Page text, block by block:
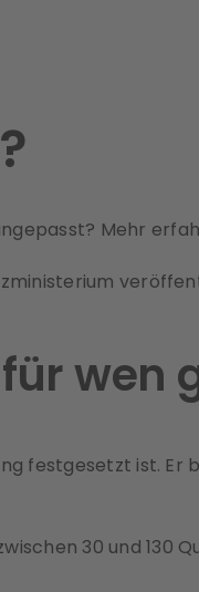
Mehr
wen
festgesetzt ist. Er
30 und 130